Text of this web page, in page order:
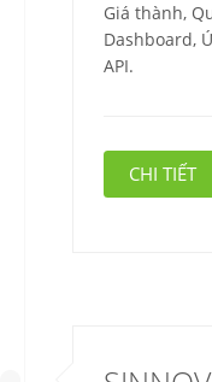
Giá thành,
Dashboard,
API.
CHI TIẾT